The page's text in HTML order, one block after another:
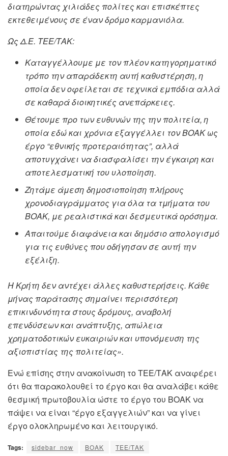
διατηρώντας χιλιάδες πολίτες και επισκέπτες
εκτεθειμένους σε έναν δρόμο καρμανιόλα.
Ως Δ.Ε. ΤΕΕ/ΤΑΚ:
Καταγγέλλουμε με τον πλέον κατηγορηματικό
τρόπο την απαράδεκτη αυτή καθυστέρηση, η
οποία δεν οφείλεται σε τεχνικά εμπόδια αλλά
σε καθαρά διοικητικές ανεπάρκειες.
Θέτουμε προ των ευθυνών της την πολιτεία, η
οποία εδώ και χρόνια εξαγγέλλει τον ΒΟΑΚ ως
έργο “εθνικής προτεραιότητας”, αλλά
αποτυγχάνει να διασφαλίσει την έγκαιρη και
αποτελεσματική του υλοποίηση.
Ζητάμε άμεση δημοσιοποίηση πλήρους
χρονοδιαγράμματος για όλα τα τμήματα του
ΒΟΑΚ, με ρεαλιστικά και δεσμευτικά ορόσημα.
Απαιτούμε διαφάνεια και δημόσιο απολογισμό
για τις ευθύνες που οδήγησαν σε αυτή την
εξέλιξη.
Η Κρήτη δεν αντέχει άλλες καθυστερήσεις. Κάθε
μήνας παράτασης σημαίνει περισσότερη
επικινδυνότητα στους δρόμους, αναβολή
επενδύσεων και ανάπτυξης, απώλεια
χρηματοδοτικών ευκαιριών και υπονόμευση της
αξιοπιστίας της πολιτείας».
Ενώ επίσης στην ανακοίνωση το ΤΕΕ/ΤΑΚ αναφέρει
ότι θα παρακολουθεί το έργο και θα αναλάβει κάθε
θεσμική πρωτοβουλία ώστε το έργο του ΒΟΑΚ να
πάψει να είναι “έργο εξαγγελιών” και να γίνει
έργο ολοκληρωμένο και λειτουργικό.
Tags: sidebar_now ΒΟΑΚ ΤΕΕ/ΤΑΚ